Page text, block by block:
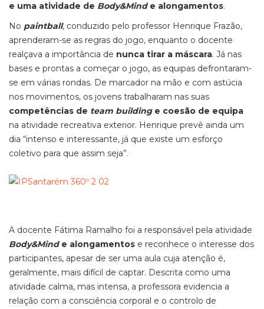
e uma atividade de Body&Minde alongamentos.
No paintball, conduzido pelo professor Henrique Frazão,
aprenderam-se as regras do jogo, enquanto o docente
realçava a importância de nunca tirar a máscara. Já nas
bases e prontas a começar o jogo, as equipas defrontaram-
se em várias rondas. De marcador na mão e com astúcia
nos movimentos, os jovens trabalharam nas suas
competências de team buildinge coesão de equipa
na atividade recreativa exterior. Henrique prevê ainda um
dia “intenso e interessante, já que existe um esforço
coletivo para que assim seja”.
A docente Fátima Ramalho foi a responsável pela atividade
Body&Minde alongamentos e reconhece o interesse dos
participantes, apesar de ser uma aula cuja atenção é,
geralmente, mais difícil de captar. Descrita como uma
atividade calma, mas intensa, a professora evidencia a
relação com a consciência corporal e o controlo de